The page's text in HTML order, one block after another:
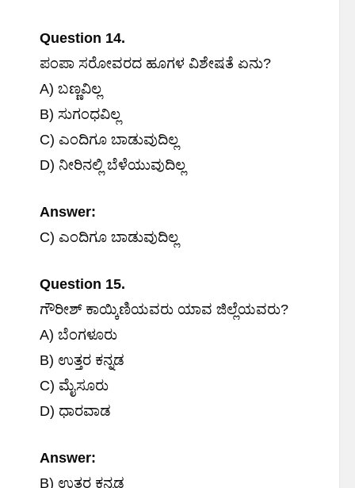
Question 14.
ಪಂಪಾ ಸರೋವರದ ಹೂಗಳ ವಿಶೇಷತೆ ಏನು?
A) ಬಣ್ಣವಿಲ್ಲ
B) ಸುಗಂಧವಿಲ್ಲ
C) ಎಂದಿಗೂ ಬಾಡುವುದಿಲ್ಲ
D) ನೀರಿನಲ್ಲಿ ಬೆಳೆಯುವುದಿಲ್ಲ
Answer:
C) ಎಂದಿಗೂ ಬಾಡುವುದಿಲ್ಲ
Question 15.
ಗೌರೀಶ್ ಕಾಯ್ಕಿಣಿಯವರು ಯಾವ ಜಿಲ್ಲೆಯವರು?
A) ಬೆಂಗಳೂರು
B) ಉತ್ತರ ಕನ್ನಡ
C) ಮೈಸೂರು
D) ಧಾರವಾಡ
Answer:
B) ಉತ್ತರ ಕನ್ನಡ